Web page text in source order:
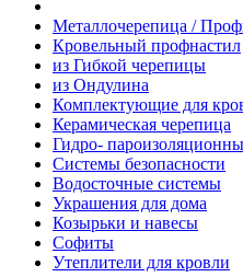
Металлочерепица /
Кровельный профнастил
из Гибкой черепицы
из Ондулина
Комплектующие для
Керамическая черепица
Гидро-
Системы безопасности
Водосточные системы
Украшения для дома
Козырьки и навесы
Софиты
Утеплители для кровли